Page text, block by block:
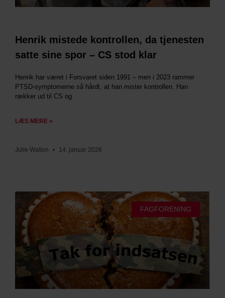
Henrik mistede kontrollen, da tjenesten
satte sine spor – CS stod klar
Henrik har været i Forsvaret siden 1991 – men i 2023 rammer
PTSD-symptomerne så hårdt, at han mister kontrollen. Han
rækker ud til CS og
LÆS MERE »
Julie Walton 14. januar 2026
FAGFORENING